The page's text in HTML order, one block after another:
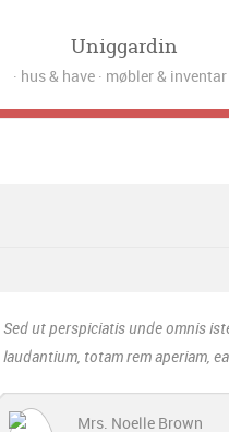
Uniggardin
hus & have møbler & inventar
iste natus error sit
eaque ipsa quae ab illo